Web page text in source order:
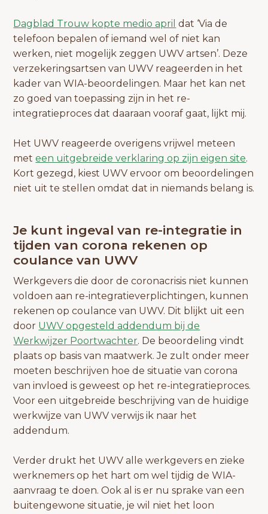
Dagblad Trouw kopte medio april dat ‘Via de
telefoon bepalen of iemand wel of niet kan
werken, niet mogelijk zeggen UWV artsen’. Deze
verzekeringsartsen van UWV reageerden in het
kader van WIA-beoordelingen. Maar het kan net
zo goed van toepassing zijn in het re-
integratieproces dat daaraan vooraf gaat, lijkt mij.
Het UWV reageerde overigens vrijwel meteen
meteen uitgebreide verklaring op zijn eigen site.
Kort gezegd, kiest UWV ervoor om beoordelingen
niet uit te stellen omdat dat in niemands belang is.
Je kunt ingeval van re-integratie in
tijden van corona rekenen op
coulance van UWV
Werkgevers die door de coronacrisis niet kunnen
voldoen aan re-integratieverplichtingen, kunnen
rekenen op coulance van UWV. Dit blijkt uit een
door UWV opgesteld addendum bij de
Werkwijzer Poortwachter. De beoordeling vindt
plaats op basis van maatwerk. Je zult onder meer
moeten beschrijven hoe de situatie van corona
van invloed is geweest op het re-integratieproces.
Voor een uitgebreide beschrijving van de huidige
werkwijze van UWV verwijs ik naar het
addendum.
Verder drukt het UWV alle werkgevers en zieke
werknemers op het hart om wel tijdig de WIA-
aanvraag te doen. Ook al is er nu sprake van een
buitengewone situatie, je wil niet het loon